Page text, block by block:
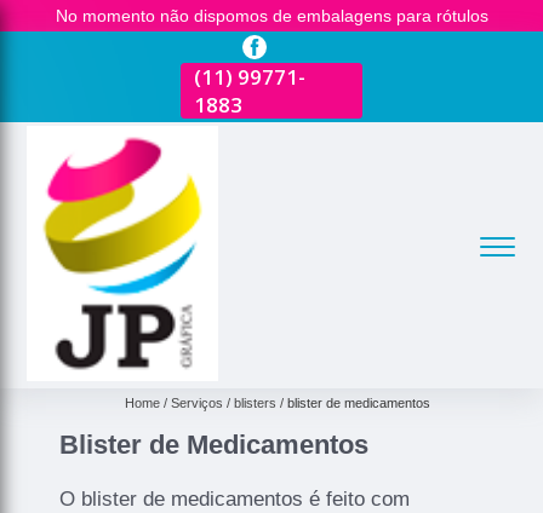
No momento não dispomos de embalagens para rótulos
(11) 99771-
1883
Home Serviços blisters blister de medicamentos
Blister de Medicamentos
O blister de medicamentos é feito com